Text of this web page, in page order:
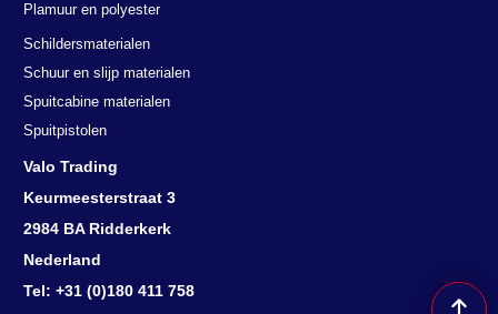
Plamuur en polyester
Schildersmaterialen
Schuur en slijp materialen
Spuitcabine materialen
Spuitpistolen
Valo Trading
Keurmeesterstraat 3
2984 BA Ridderkerk
Nederland
Tel: +31 (0)180 411 758